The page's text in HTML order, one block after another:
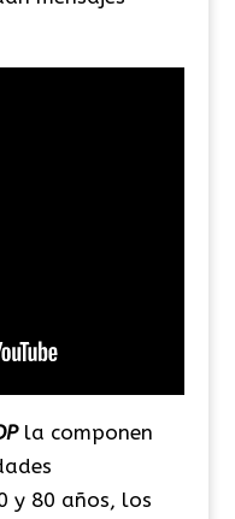
la componen
y 80 años, los